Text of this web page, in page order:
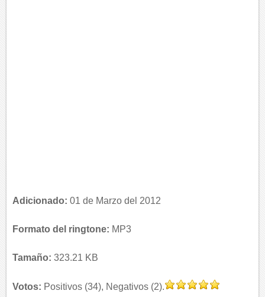
Adicionado: 01 de Marzo del 2012
Formato del ringtone: MP3
Tamaño: 323.21 KB
Votos: Positivos (34), Negativos (2).